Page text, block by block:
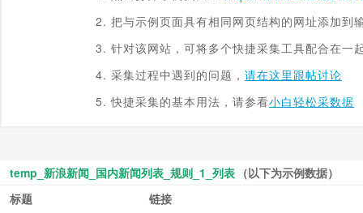
2. 把与示例页面具有相同网页结构的网址添加到
3. 针对该网站，可将多个快捷采集工具配合在一
4. 采集过程中遇到的问题， 请在这里跟帖讨论
5. 快捷采集的基本用法，请参看小白轻松采数据
temp_新浪新闻_国内新闻列表_规则_1_列表 （以下为示例数据）
标题
链接